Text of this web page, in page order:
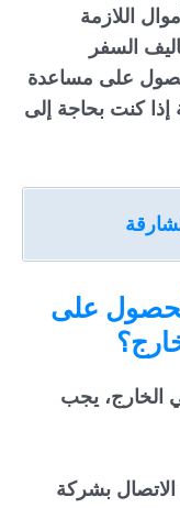
اللازمة
السفر
على مساعدة
كنت بحاجة إلى
على
الخارج، يجب
بشركة